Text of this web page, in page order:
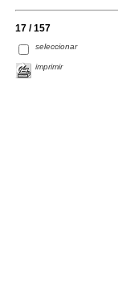
17 / 157
seleccionar
imprimir